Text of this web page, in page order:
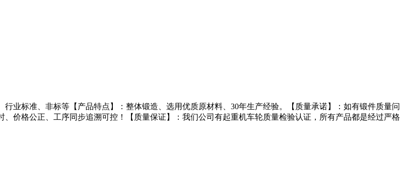
业标准、非标等【产品特点】：整体锻造、选用优质原材料、30年生产经验。【质量承诺】：如有锻件质量问
价格公正、工序同步追溯可控！【质量保证】：我们公司有起重机车轮质量检验认证，所有产品都是经过严格